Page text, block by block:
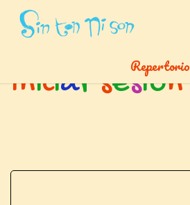
Repertorio
Inicio » Ingresar
Iniciarsesión